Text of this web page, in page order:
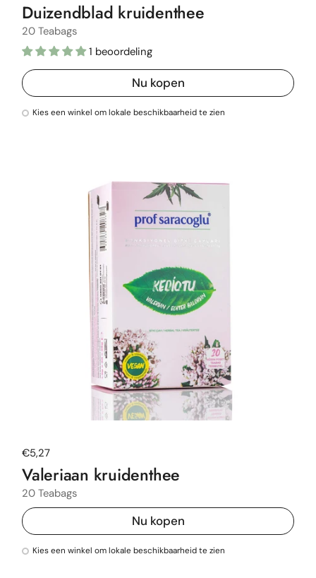
Duizendblad kruidenthee
20 Teabags
1 beoordeling
Nu kopen
Kies een winkel om lokale beschikbaarheid te zien
Normale prijs
€5,27
Valeriaan kruidenthee
20 Teabags
Nu kopen
Kies een winkel om lokale beschikbaarheid te zien